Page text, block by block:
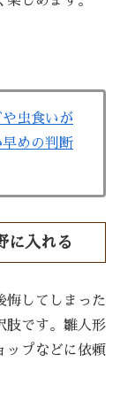
虫食いが
めの判断
に入れる
悔してしまった
肢です。雛人形
ップなどに依頼